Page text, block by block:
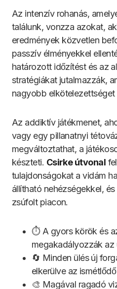
Az intenzív rohanás,
találunk, vonzza azokat,
eredmények közvetlen
passzív élményekkel
határozott időzítést és az
stratégiákat jutalmazzák,
nagyobb elkötelezettséget
Az addiktív játékmenet,
vagy egy pillanatnyi
megváltoztathat, a
készteti. Csirke útvonal
tulajdonságokat a vidám
állítható nehézségekkel,
zsúfolt piacon.
⏱️ A gyors körök és
megakadályozzák az
🔄 Minden ülés új
elkerülve az
🎨 Magával ragadó